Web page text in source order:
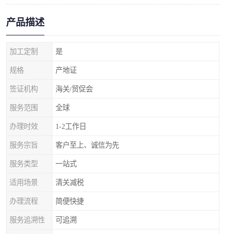
产品描述
加工定制 是
规格 产地证
签证机构 海关/贸促会
服务范围 全球
办理时效 1-2工作日
服务宗旨 客户至上、诚信为先
服务类型 一站式
适用场景 清关减税
办理流程 简便快捷
服务追溯性 可追溯